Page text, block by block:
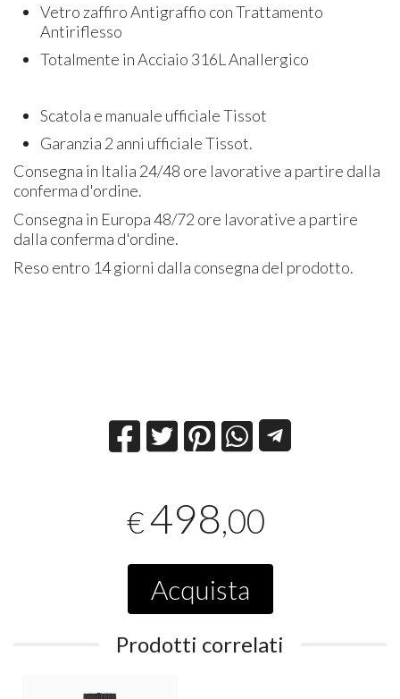
Vetro zaffiro Antigraffio con Trattamento
Antiriflesso
Totalmente in Acciaio 316L Anallergico
Scatola e manuale ufficiale Tissot
Garanzia 2 anni ufficiale Tissot.
Consegna in Italia 24/48 ore lavorative a partire dalla
conferma d'ordine.
Consegna in Europa 48/72 ore lavorative a partire
dalla conferma d'ordine.
Reso entro 14 giorni dalla consegna del prodotto.
€498,00
Acquista
Prodotti correlati